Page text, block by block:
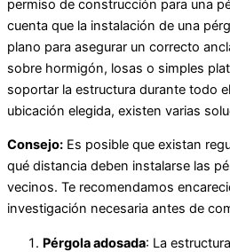
permiso de construcción para una
cuenta que la instalación de una
plano para asegurar un correcto
sobre hormigón, losas o simples
soportar la estructura durante todo
ubicación elegida, existen varias
Consejo: Es posible que existan
qué distancia deben instalarse las
vecinos. Te recomendamos
investigación necesaria antes de
Pérgola adosada: La